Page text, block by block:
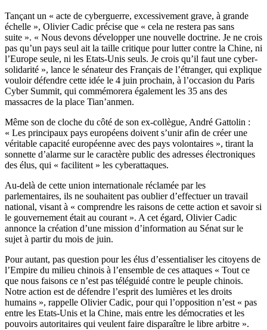
Tançant un « acte de cyberguerre, excessivement grave, à grande
échelle », Olivier Cadic précise que « cela ne restera pas sans
suite ». « Nous devons développer une nouvelle doctrine. Je ne crois
pas qu’un pays seul ait la taille critique pour lutter contre la Chine, ni
l’Europe seule, ni les Etats-Unis seuls. Je crois qu’il faut une cyber-
solidarité », lance le sénateur des Français de l’étranger, qui explique
vouloir défendre cette idée le 4 juin prochain, à l’occasion du Paris
Cyber Summit, qui commémorera également les 35 ans des
massacres de la place Tian’anmen.
Même son de cloche du côté de son ex-collègue, André Gattolin :
« Les principaux pays européens doivent s’unir afin de créer une
véritable capacité européenne avec des pays volontaires », tirant la
sonnette d’alarme sur le caractère public des adresses électroniques
des élus, qui « facilitent » les cyberattaques.
Au-delà de cette union internationale réclamée par les
parlementaires, ils ne souhaitent pas oublier d’effectuer un travail
national, visant à « comprendre les raisons de cette action et savoir si
le gouvernement était au courant ». A cet égard, Olivier Cadic
annonce la création d’une mission d’information au Sénat sur le
sujet à partir du mois de juin.
Pour autant, pas question pour les élus d’essentialiser les citoyens de
l’Empire du milieu chinois à l’ensemble de ces attaques « Tout ce
que nous faisons ce n’est pas téléguidé contre le peuple chinois.
Notre action est de défendre l’esprit des lumières et les droits
humains », rappelle Olivier Cadic, pour qui l’opposition n’est « pas
entre les Etats-Unis et la Chine, mais entre les démocraties et les
pouvoirs autoritaires qui veulent faire disparaître le libre arbitre ».